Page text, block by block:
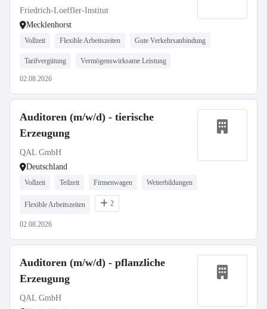
Friedrich-Loeffler-Institut
Mecklenhorst
Vollzeit Flexible Arbeitszeiten Gute Verkehrsanbindung
Tarifvergütung Vermögenswirksame Leistung
02.08.2026
Auditoren (m/w/d) - tierische
Erzeugung
QAL GmbH
Deutschland
Vollzeit Teilzeit Firmenwagen Weiterbildungen
Flexible Arbeitszeiten 2
02.08.2026
Auditoren (m/w/d) - pflanzliche
Erzeugung
QAL GmbH